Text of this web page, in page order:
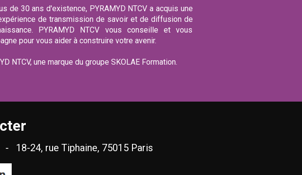
de 30 ans d'existence, PYRAMYD NTCV a acquis une
de transmission de savoir et de diffusion de
PYRAMYD NTCV vous conseille et vous
pour vous aider à construire votre avenir.
NTCV, une marque du groupe SKOLAE Formation.
- 18-24, rue Tiphaine, 75015 Paris